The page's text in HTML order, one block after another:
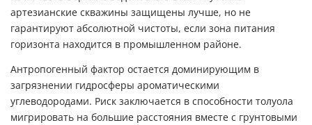
артезианские скважины защищены лучше, но не
гарантируют абсолютной чистоты, если зона питания
горизонта находится в промышленном районе.
Антропогенный фактор остается доминирующим в
загрязнении гидросферы ароматическими
углеводородами. Риск заключается в способности толуола
мигрировать на большие расстояния вместе с грунтовыми